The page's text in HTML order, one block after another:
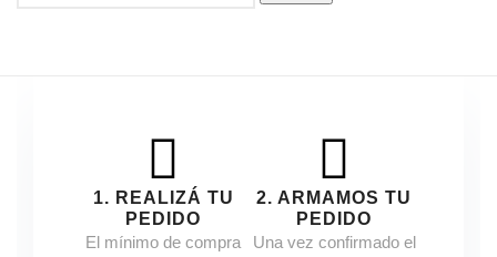
1. REALIZÁ TU
PEDIDO
El mínimo de compra
2. ARMAMOS TU
PEDIDO
Una vez confirmado el